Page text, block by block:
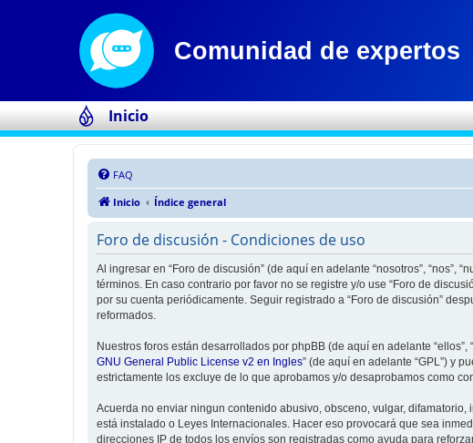
Inicio
FAQ
Inicio
Índice general
Foro de discusión - Condiciones de uso
Al ingresar en “Foro de discusión” (de aquí en adelante “nosotros”, “nos”,
términos. En caso contrario por favor no se registre y/o use “Foro de
por su cuenta periódicamente. Seguir registrado a “Foro de discusión”
reformados.
Nuestros foros están desarrollados por phpBB (de aquí en adelante “ellos”,
GNU General Public License v2 en Ingles” (de aquí en adelante “GPL”) y
estrictamente los excluye de lo que aprobamos y/o desaprobamos como
Acuerda no enviar ningun contenido abusivo, obsceno, vulgar,
está instalado o Leyes Internacionales. Hacer eso provocará que sea
direcciones IP de todos los envíos son registradas como ayuda para